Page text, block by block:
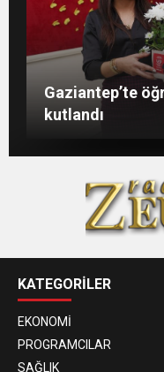
Konukoğlu: Türkiye ekonomisine 11 farklı
sektörde değer katıyoruz
Gaziantep’te
kutlandı
Şahin:
KATEGORİLER
EKONOMİ
PROGRAMCILAR
SAĞLIK